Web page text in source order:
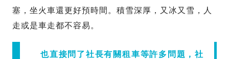
塞，坐火車還更好預時間。積雪深厚，又冰又雪，人
走或是車走都不容易。
也直接問了社長有關租車等許多問題，社